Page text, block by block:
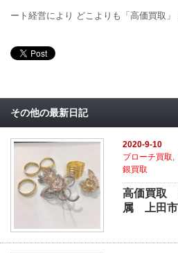
ート経営により どこよりも「高価買取」
その他の最新日記
2020-9-10
ブローチ買取,
銀買取
高価買
属 上田市